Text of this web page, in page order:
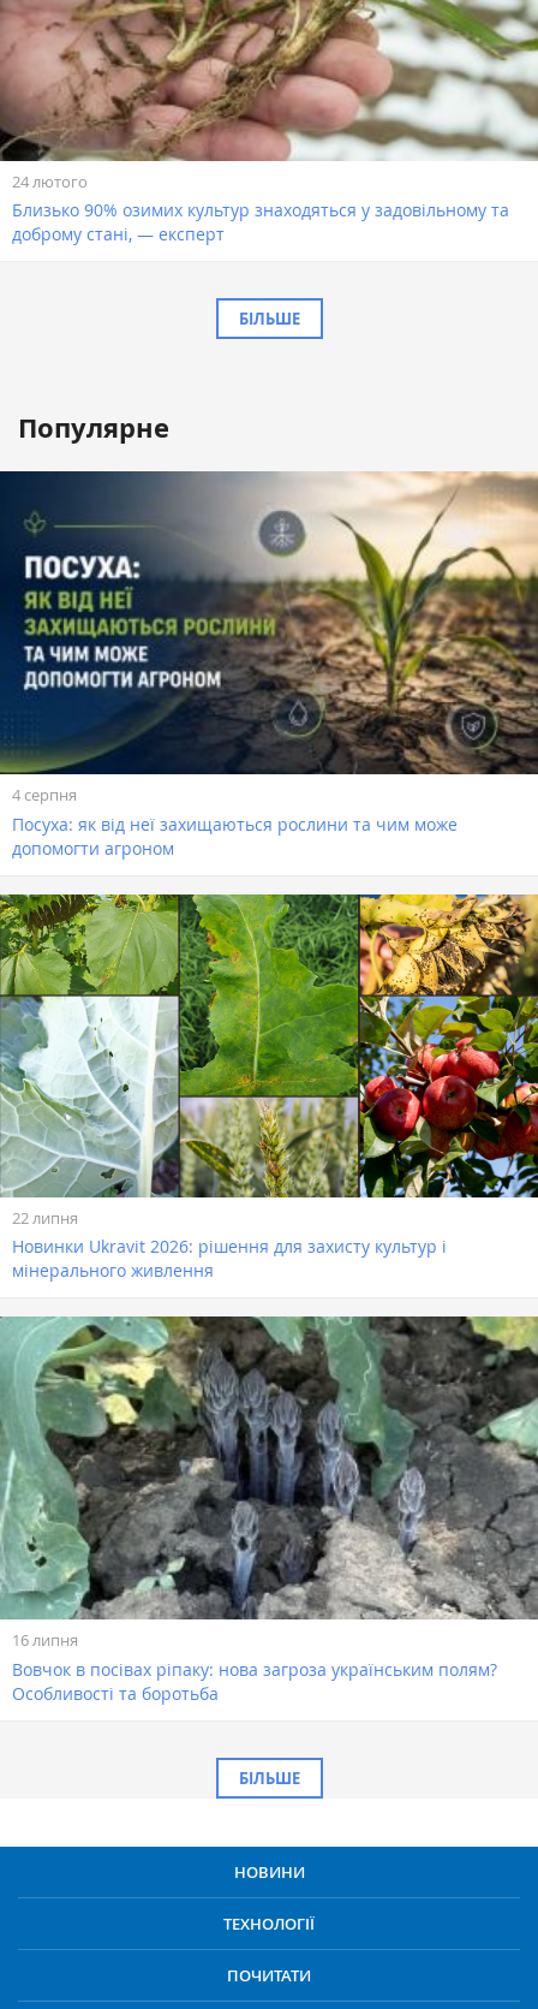
24 лютого
Близько 90% озимих культур знаходяться у задовільному та
доброму стані, — експерт
БІЛЬШЕ
Популярне
4 серпня
Посуха: як від неї захищаються рослини та чим може
допомогти агроном
22 липня
Новинки Ukravit 2026: рішення для захисту культур і
мінерального живлення
16 липня
Вовчок в посівах ріпаку: нова загроза українським полям?
Особливості та боротьба
БІЛЬШЕ
НОВИНИ
ТЕХНОЛОГІЇ
ПОЧИТАТИ